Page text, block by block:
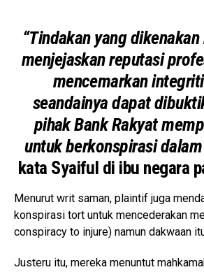
“Tindakan yang
menjejaskan reputasi
mencemarkan
seandainya dapat
pihak Bank Rakyat
untuk berkonspirasi
kata Syaiful di ibu negara
Menurut writ saman, plaintif juga
konspirasi tort untuk mencederakan
conspiracy to injure) namun dakwaan
Justeru itu, mereka menuntut